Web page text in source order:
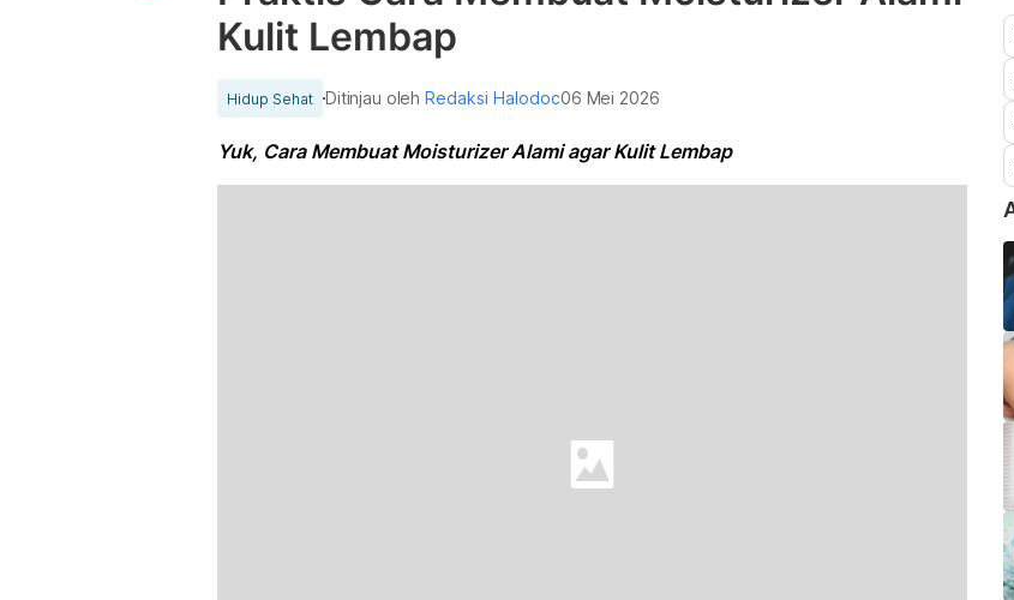
Kulit Lembap
Hidup Sehat Ditinjau olehRedaksi Halodoc06 Mei 2026
Yuk, Cara Membuat Moisturizer Alami agar Kulit Lembap